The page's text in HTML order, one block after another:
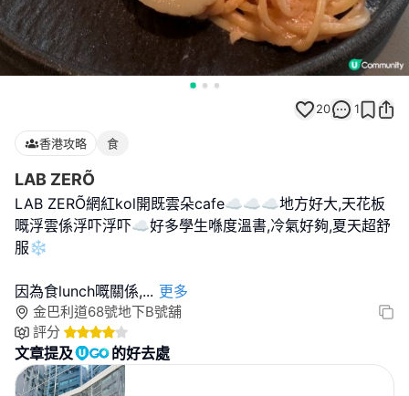
20 1
香港攻略 食
LAB ZERÕ
LAB ZERÕ網紅kol開既雲朵cafe☁️☁️☁️地方好大,天花板
嘅浮雲係浮吓浮吓☁️好多學生喺度溫書,冷氣好夠,夏天超舒
服❄️
因為食lunch嘅關係,... 更多
金巴利道68號地下B號舖
評分
文章提及 的好去處